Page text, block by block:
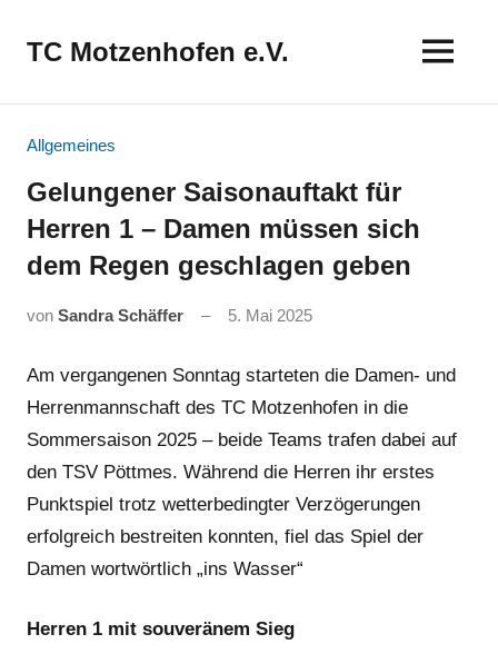
InhaltTC Motzenhofen e.V.
Allgemeines
Gelungener Saisonauftakt für
Herren 1 – Damen müssen sich
dem Regen geschlagen geben
von Sandra Schäffer 5. Mai 2025
Am vergangenen Sonntag starteten die Damen- und
Herrenmannschaft des TC Motzenhofen in die
Sommersaison 2025 – beide Teams trafen dabei auf
den TSV Pöttmes. Während die Herren ihr erstes
Punktspiel trotz wetterbedingter Verzögerungen
erfolgreich bestreiten konnten, fiel das Spiel der
Damen wortwörtlich „ins Wasser“
Herren 1 mit souveränem Sieg